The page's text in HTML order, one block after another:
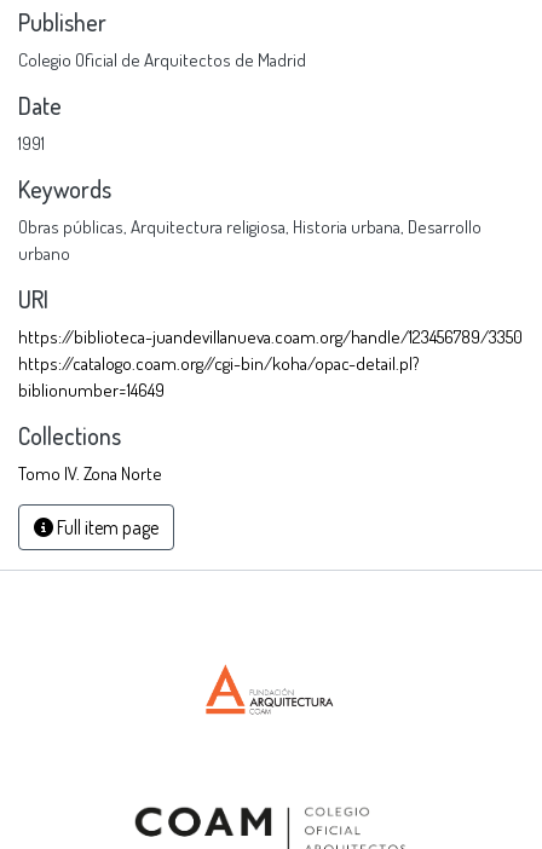
Publisher
Colegio Oficial de Arquitectos de Madrid
Date
1991
Keywords
Obras públicas, Arquitectura religiosa, Historia urbana, Desarrollo
urbano
URI
https://biblioteca-juandevillanueva.coam.org/handle/123456789/3350
https://catalogo.coam.org//cgi-bin/koha/opac-detail.pl?
biblionumber=14649
Collections
Tomo IV. Zona Norte
Full item page